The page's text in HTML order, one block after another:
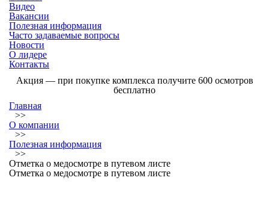
Видео
Вакансии
Полезная информация
Часто задаваемые вопросы
Новости
О лидере
Контакты
Акция— при покупке комплекса получите 600 осмотров
бесплатно
Главная
>>
О компании
>>
Полезная информация
>>
Отметка о медосмотре в путевом листе
Отметка о медосмотре в путевом листе